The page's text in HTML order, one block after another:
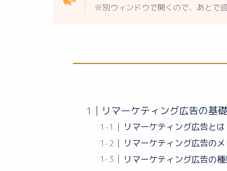
※別ウィンドウで開くので、あとで読
リマーケティング広告の基
リマーケティング広告とは
リマーケティング広告の
リマーケティング広告の